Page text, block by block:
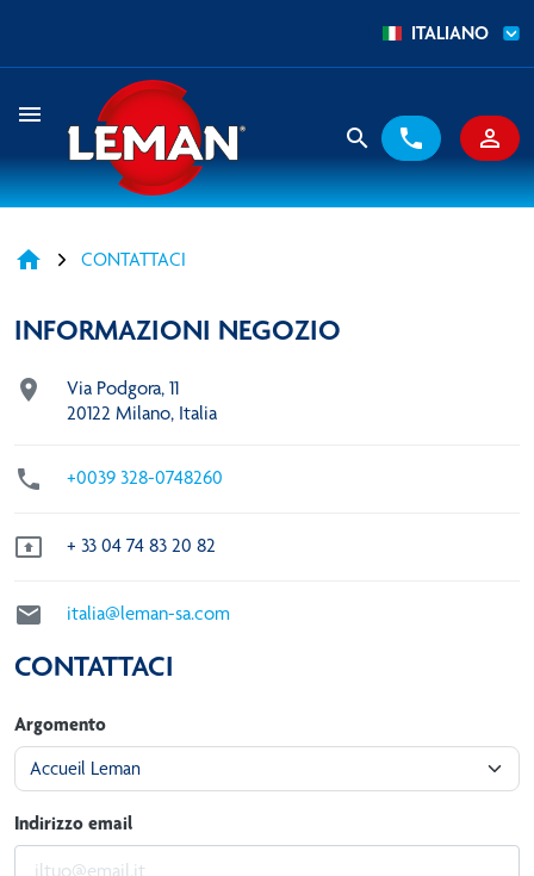
ITALIANO
search phone person_outline
menu
home CONTATTACI
INFORMAZIONI NEGOZIO

Via Podgora, 11
20122 Milano, Italia
 +0039 328-0748260
 + 33 04 74 83 20 82
 italia@leman-sa.com
CONTATTACI
Argomento
Indirizzo email